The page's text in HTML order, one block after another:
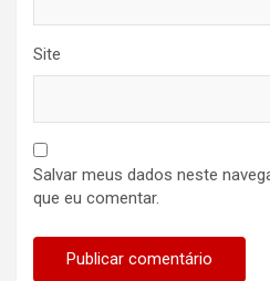
Site
Salvar meus dados neste
que eu comentar.